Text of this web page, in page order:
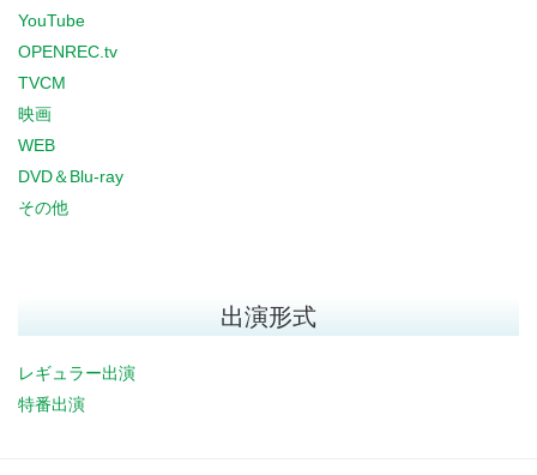
YouTube
OPENREC.tv
TVCM
映画
WEB
DVD＆Blu-ray
その他
出演形式
レギュラー出演
特番出演